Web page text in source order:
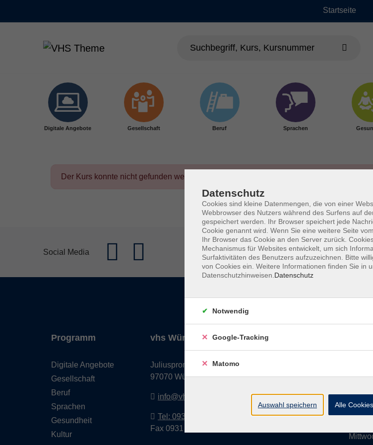
Startseite
Digitale Angebote Gesellschaft Beruf Sprachen
Der Kurs konnte nicht gefunden werden.
Social Media Impressum AGBs
Programm
Digitale Angebote
Gesellschaft
Beruf
Sprachen
Gesundheit
Kultur
vhs Würzburg & Umgebung e. V.
Juliuspromenade 68
97070 Würzburg
info@vhs-wuerzburg.de
Tel: 0931 35593 0
Fax 0931 35593-20
Datenschutz
Cookies sind kleine Datenmengen, die von einer
Webbrowser des Nutzers während des Surfens auf
gespeichert werden. Ihr Browser speichert jede
Cookie genannt wird. Wenn Sie eine weitere Seite
Ihr Browser das Cookie an den Server zurück.
Mechanismus für Websites entwickelt, um sich
Surfaktivitäten des Benutzers aufzuzeichnen. Bitte
von Cookies ein. Weitere Informationen finden Sie in
Datenschutzhinweisen. Datenschutz
Notwendig
Google-Tracking
Matomo
Auswahl speichern Alle